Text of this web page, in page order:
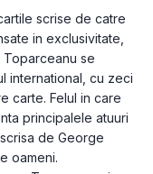
scrise de catre
in exclusivitate,
Toparceanu se
international, cu zeci
carte. Felul in care
principalele atuuri
de George
oameni.